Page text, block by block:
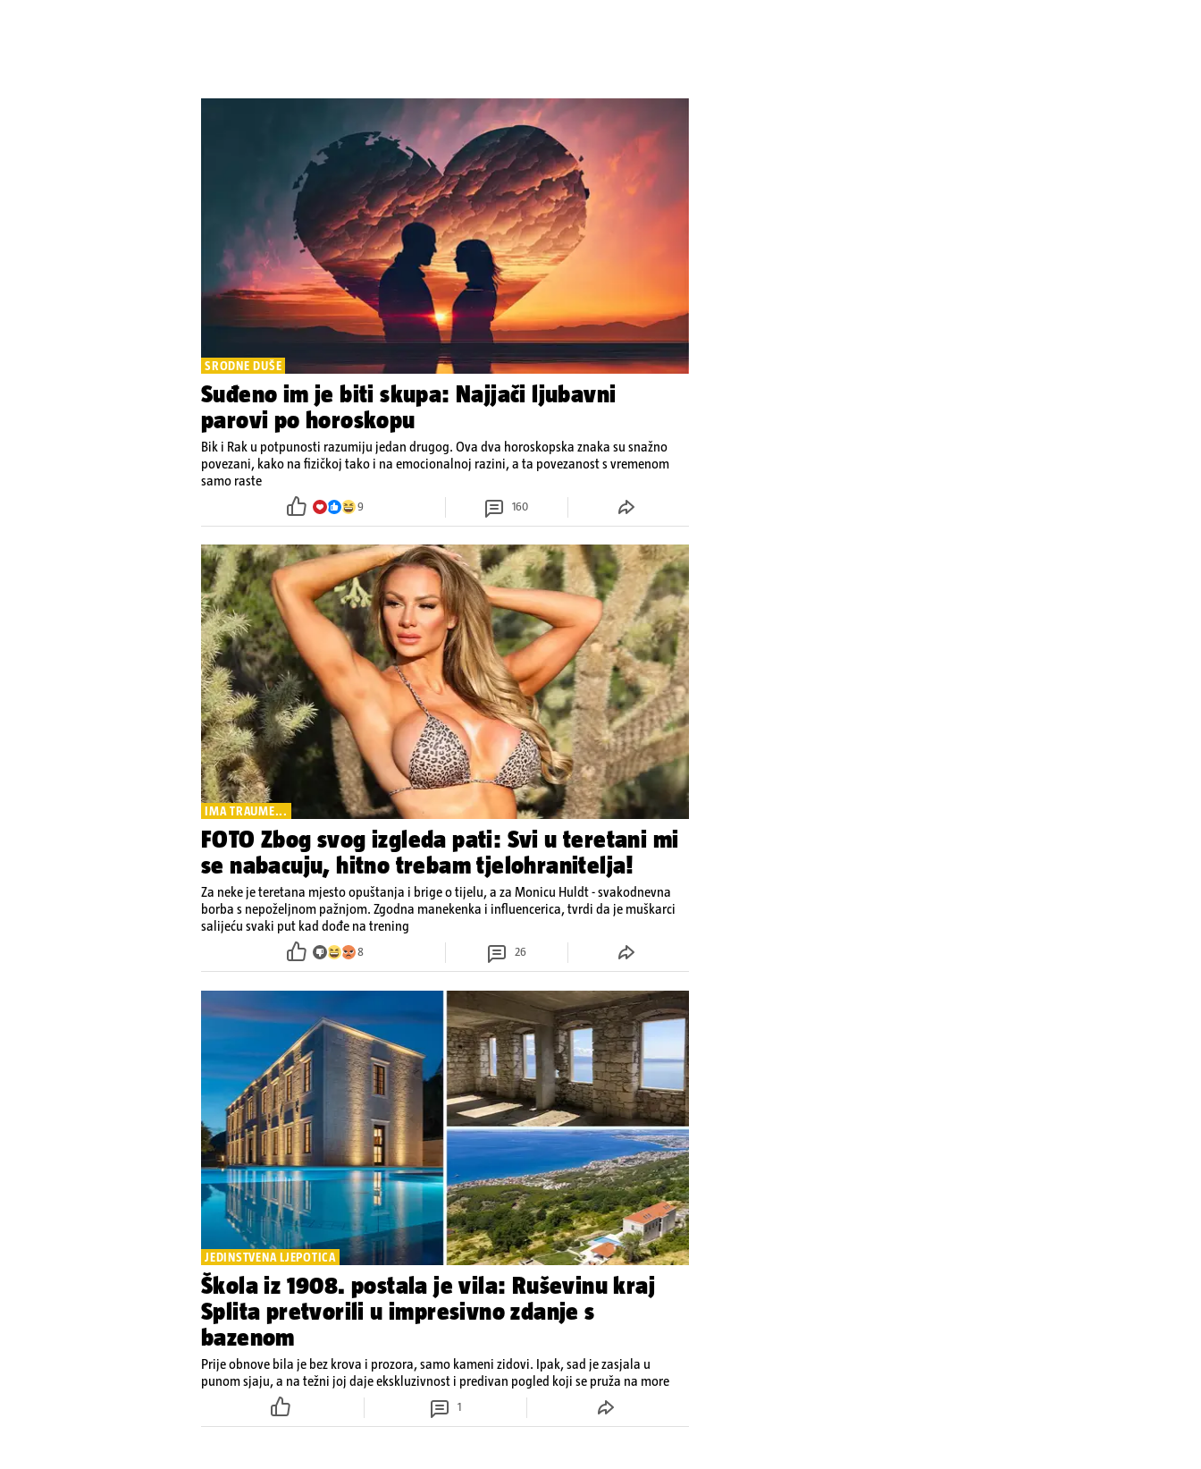
SRODNE DUŠE
Suđeno im je biti skupa: Najjači ljubavni
parovi po horoskopu
Bik i Rak u potpunosti razumiju jedan drugog. Ova dva horoskopska znaka su snažno
povezani, kako na fizičkoj tako i na emocionalnoj razini, a ta povezanost s vremenom
samo raste
9 160
IMA TRAUME...
FOTO Zbog svog izgleda pati: Svi u teretani mi
se nabacuju, hitno trebam tjelohranitelja!
Za neke je teretana mjesto opuštanja i brige o tijelu, a za Monicu Huldt - svakodnevna
borba s nepoželjnom pažnjom. Zgodna manekenka i influencerica, tvrdi da je muškarci
salijeću svaki put kad dođe na trening
8 26
JEDINSTVENA LJEPOTICA
Škola iz 1908. postala je vila: Ruševinu kraj
Splita pretvorili u impresivno zdanje s
bazenom
Prije obnove bila je bez krova i prozora, samo kameni zidovi. Ipak, sad je zasjala u
punom sjaju, a na težni joj daje ekskluzivnost i predivan pogled koji se pruža na more
1